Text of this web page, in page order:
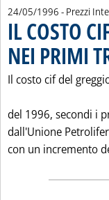
24/05/1996 - Prezzi
IL COSTO
NEI PRIMI
Il costo cif del
del 1996, secondi i
dall'Unione
con un incremento